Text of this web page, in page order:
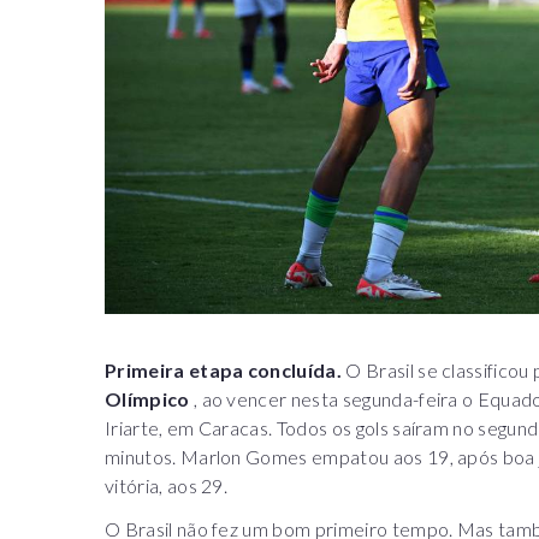
Primeira etapa concluída. O Brasil se
Olímpico , ao vencer nesta segunda-feira o
Iriarte, em Caracas. Todos os gols saíram no
minutos. Marlon Gomes empatou aos 19, após
vitória, aos 29.
O Brasil não fez um bom primeiro tempo. Mas